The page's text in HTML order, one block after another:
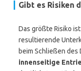
Gibt es Risiken
Das größte Risiko
resultierende
beim Schließen des
innenseitige